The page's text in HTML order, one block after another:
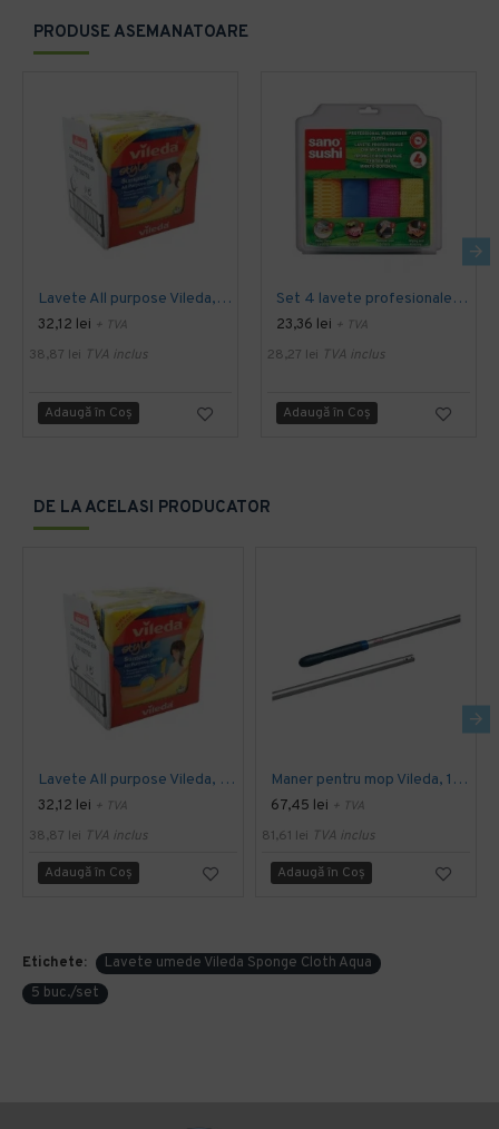
PRODUSE ASEMANATOARE
Lavete All purpose Vileda, 38 x 40 cm, 10 buc. / pachet
32,12 lei + TVA
38,87 lei TVA inclus
Adaugă în Coş
Set 4 lavete profesionale din microfibre Sano Sushi
23,36 lei + TVA
28,27 lei TVA inclus
Adaugă în Coş
DE LA ACELASI PRODUCATOR
Lavete All purpose Vileda, 38 x 40 cm, 10 buc. / pachet
32,12 lei + TVA
38,87 lei TVA inclus
Adaugă în Coş
Maner pentru mop Vileda, 150 cm
67,45 lei + TVA
81,61 lei TVA inclus
Adaugă în Coş
Etichete:
Lavete umede Vileda Sponge Cloth Aqua
5 buc./set